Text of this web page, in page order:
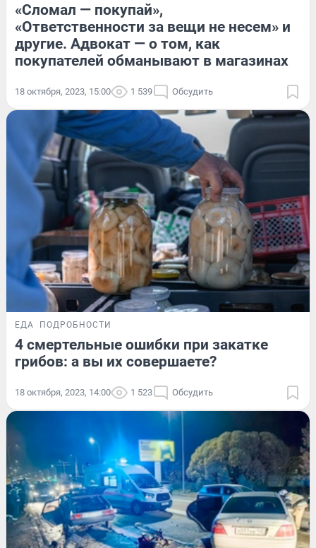
«Сломал — покупай»,
«Ответственности за вещи не несем» и
другие. Адвокат — о том, как
покупателей обманывают в магазинах
18 октября, 2023, 15:00 1 539 Обсудить
ЕДА ПОДРОБНОСТИ
4 смертельные ошибки при закатке
грибов: а вы их совершаете?
18 октября, 2023, 14:00 1 523 Обсудить